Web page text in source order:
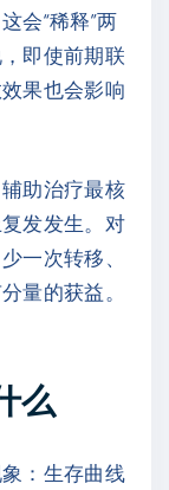
会“稀释”两
即使前期联
果也会影响
助治疗最核
发发生。对
一次转移、
量的获益。
么
：生存曲线